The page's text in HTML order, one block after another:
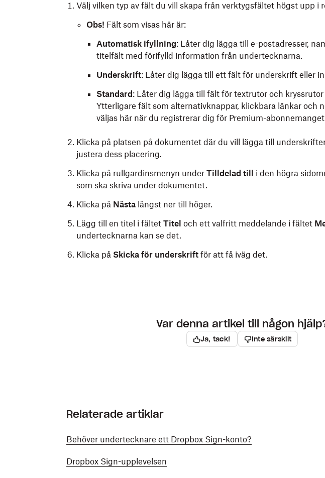
Välj vilken typ av fält du vill skapa från verktygsfältet högst upp i
Obs! Fält som visas här är:
Automatisk ifyllning: Låter dig lägga till e-postadresser,
titelfält med förifylld information från undertecknarna.
Underskrift: Låter dig lägga till ett fält för underskrift eller
Standard : Låter dig lägga till fält för textrutor och
Ytterligare fält som alternativknappar, klickbara länkar och
väljas här när du registrerar dig för Premium-
Klicka på platsen på dokumentet där du vill lägga till
justera dess placering.
Klicka på rullgardinsmenyn under Tilldelad till
i den högra
som ska skriva under dokumentet.
Klicka på Nästa längst ner till höger.
Lägg till en titel i fältet Titel och ett valfritt meddelande i fältet
undertecknarna kan se det.
Klicka på Skicka för underskrift för att få iväg det.
Var denna artikel till någon
Ja, tack! Inte särskilt
Relaterade artiklar
Behöver undertecknare ett Dropbox Sign-konto?
Dropbox Sign-upplevelsen